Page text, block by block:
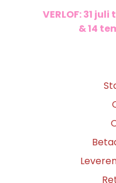
VERLOF: 31
& 14